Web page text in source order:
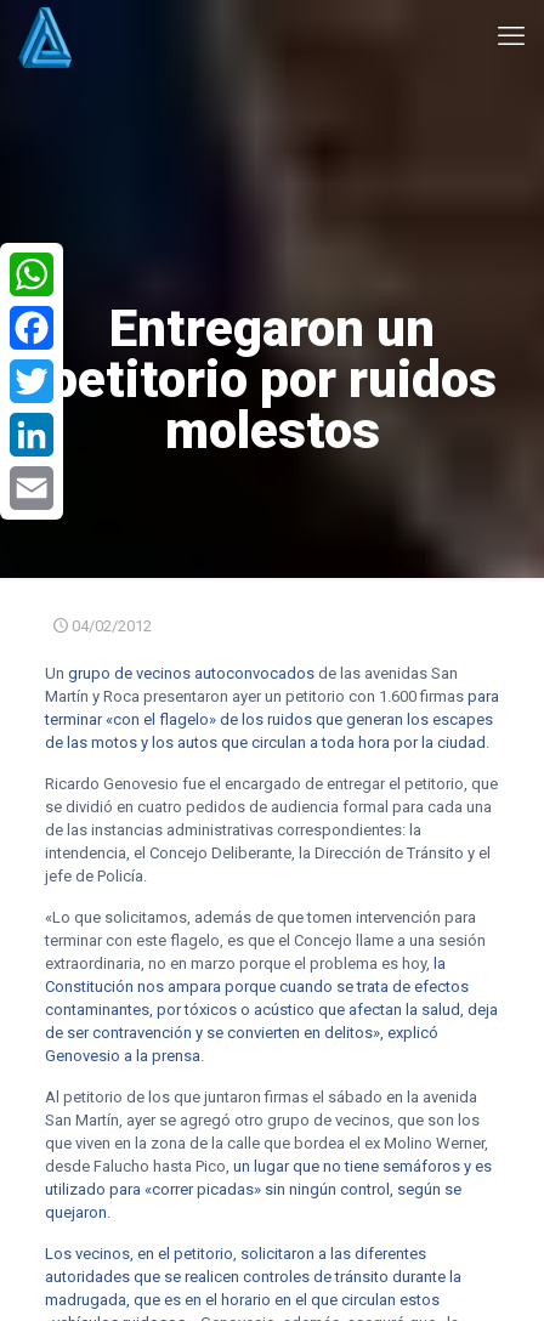
Entregaron un
petitorio por ruidos
molestos
04/02/2012
Un grupo de vecinos autoconvocadosde las avenidas San
Martín y Roca presentaron ayer un petitorio con 1.600 firmas para
terminar «con el flagelo» de los ruidos que generan los escapes
de las motos y los autos que circulan a toda hora por la ciudad .
Ricardo Genovesio fue el encargado de entregar el petitorio, que
se dividió en cuatro pedidos de audiencia formal para cada una
de las instancias administrativas correspondientes: la
intendencia, el Concejo Deliberante, la Dirección de Tránsito y el
jefe de Policía.
«Lo que solicitamos, además de que tomen intervención para
terminar con este flagelo, es que el Concejo llame a una sesión
extraordinaria, no en marzo porque el problema es hoy, la
Constitución nos ampara porque cuando se trata de efectos
contaminantes, por tóxicos o acústico que afectan la salud, deja
de ser contravención y se convierten en delitos», explicó
Genovesio a la prensa.
Al petitorio de los que juntaron firmas el sábado en la avenida
San Martín, ayer se agregó otro grupo de vecinos, que son los
que viven en la zona de la calle que bordea el ex Molino Werner,
desde Falucho hasta Pico, un lugar que no tiene semáforos y es
utilizado para «correr picadas» sin ningún control, según se
quejaron.
Los vecinos, en el petitorio, solicitaron a las diferentes
autoridades que se realicen controles de tránsito durante la
madrugada, que es en el horario en el que circulan estos
WhatsApp
Facebook
Twitter
LinkedIn